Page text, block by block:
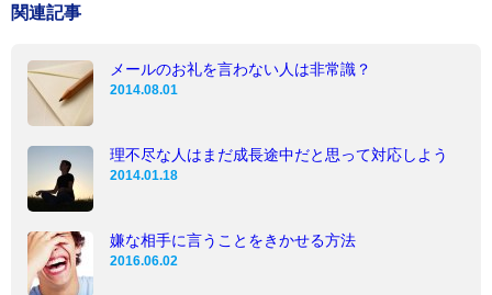
関連記事
メールのお礼を言わない人は非常識？
2014.08.01
理不尽な人はまだ成長途中だと思って対応しよう
2014.01.18
嫌な相手に言うことをきかせる方法
2016.06.02